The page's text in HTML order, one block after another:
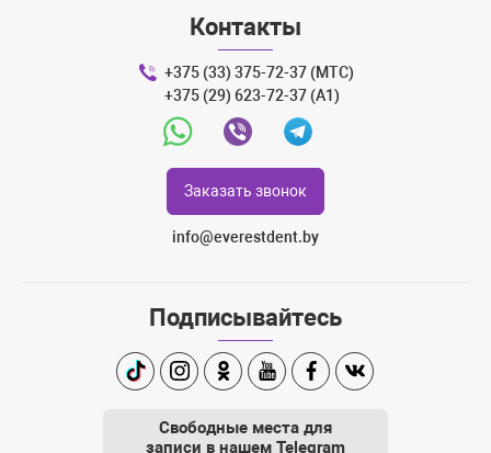
Контакты
+375 (33) 375-72-37 (МТС)
+375 (29) 623-72-37 (A1)
WhatsappViber Telegram
Заказать звонок
info@everestdent.by
Подписывайтесь
TikTokInstagramОдноклассники
YoutubeFacebookВконтакте
Свободные места для
записи в нашем Telegram